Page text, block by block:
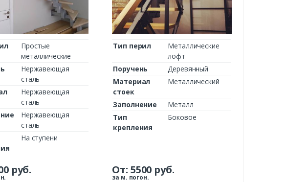
Простые
металлические
Нержавеющая
сталь
Нержавеющая
сталь
Нержавеющая
сталь
На ступени
руб.
Тип перил
Металлические
лофт
Поручень
Деревянный
Материал
стоек
Металлический
Заполнение
Металл
Тип
крепления
Боковое
От: 5500 руб.
за м. погон.